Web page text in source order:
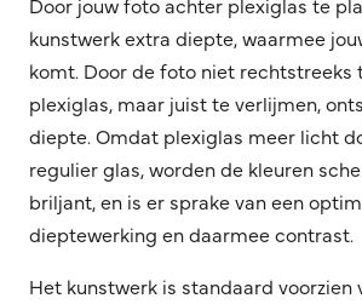
kunstwerk extra diepte, waarmee
komt. Door de foto niet rechtstreeks
plexiglas, maar juist te verlijmen,
diepte. Omdat plexiglas meer licht
regulier glas, worden de kleuren
briljant, en is er sprake van een
dieptewerking en daarmee contrast.
Het kunstwerk is standaard voorzien